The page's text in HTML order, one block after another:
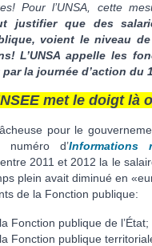
Pour l’UNSA, cette
justifier que des
voient le niveau
L’UNSA appelle les
la journée d’action du
met le doigt là
pour le
numéro d’Informations
2011 et 2012 la le
plein avait diminué en
de la Fonction publique:
Fonction publique de l’État;
Fonction publique